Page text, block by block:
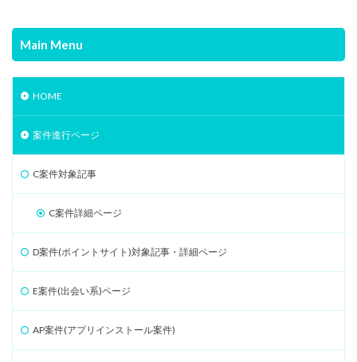
Main Menu
HOME
案件進行ページ
C案件対象記事
C案件詳細ページ
D案件(ポイントサイト)対象記事・詳細ページ
E案件(出会い系)ページ
AP案件(アプリインストール案件)